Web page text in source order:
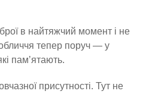
в найтяжчий момент і не
тепер поруч — у
памʼятають.
присутності. Тут не